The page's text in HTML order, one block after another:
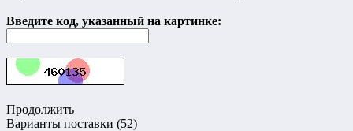
Введите код, указанный на картинке:
Продолжить
Варианты поставки (52)